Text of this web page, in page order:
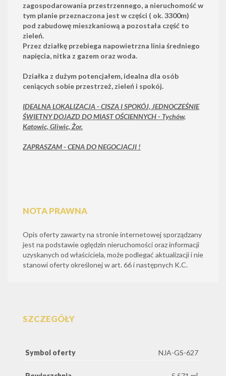
zagospodarowania przestrzennego, a nieruchomość w
tym planie przeznaczona jest w części ( ok. 3300m)
pod zabudowę mieszkaniową a pozostała część to
zieleń.
Przez działkę przebiega napowietrzna linia średniego
napięcia, nitka z gazem oraz woda.
Działka z dużym potencjałem, idealna dla osób
ceniących sobie przestrzeż, zieleń i spokój.
IDEALNA LOKALIZACJA - CISZA I SPOKÓJ, JEDNOCZEŚNIE
ŚWIETNY DOJAZD DO MIAST OŚCIENNYCH - Tychów,
Katowic, Gliwic, Żor.
ZAPRASZAM - CENA DO NEGOCJACJI !
NOTA PRAWNA
Opis oferty zawarty na stronie internetowej sporządzany
jest na podstawie oględzin nieruchomości oraz informacji
uzyskanych od właściciela, może podlegać aktualizacji i nie
stanowi oferty określonej w art. 66 i następnych K.C.
SZCZEGÓŁY
Symbol oferty NJA-GS-627